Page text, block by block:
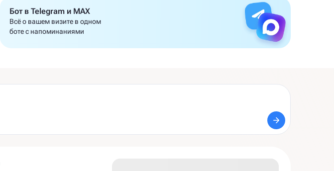
Бот в Telegram и MAX
Всё о вашем визите в одном
боте с напоминаниями